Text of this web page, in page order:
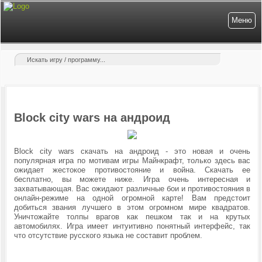
Меню
Block city wars на андроид
Block city wars скачать на андроид - это новая и очень
популярная игра по мотивам игры Майнкрафт, только здесь вас
ожидает жестокое противостояние и война. Скачать ее
бесплатно, вы можете ниже. Игра очень интересная и
захватывающая. Вас ожидают различные бои и противостояния в
онлайн-режиме на одной огромной карте! Вам предстоит
добиться звания лучшего в этом огромном мире квадратов.
Уничтожайте толпы врагов как пешком так и на крутых
автомобилях. Игра имеет интуитивно понятный интерфейс, так
что отсутствие русского языка не составит проблем.